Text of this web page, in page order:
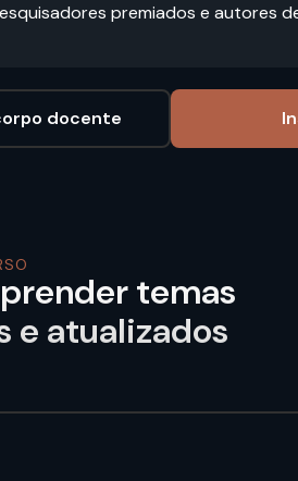
premiados e autores
docente
temas
e atualizados